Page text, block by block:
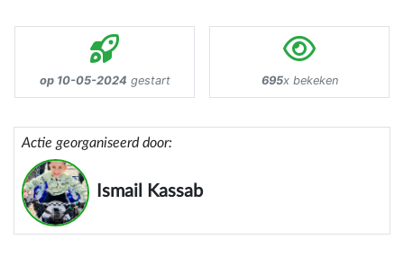
op 10-05-2024 gestart 695x bekeken
Actie georganiseerd door:
Ismail Kassab